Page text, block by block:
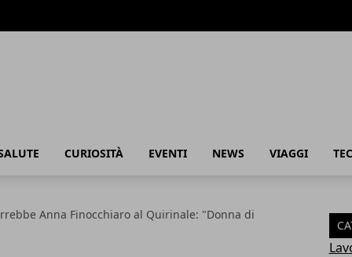
CURIOSITÀ EVENTI NEWS VIAGGI
Anna Finocchiaro al Quirinale: "Donna di